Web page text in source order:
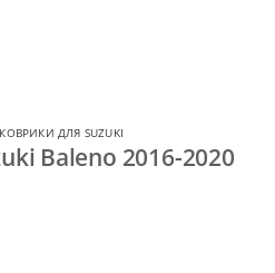
КОВРИКИ ДЛЯ SUZUKI
Baleno 2016-2020